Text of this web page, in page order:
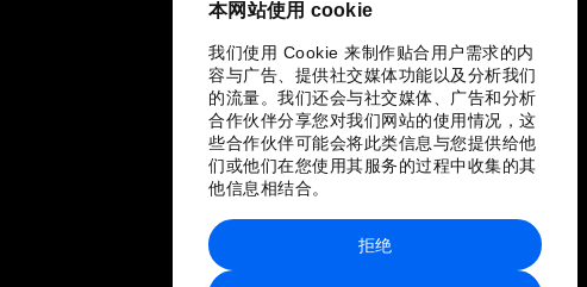
本网站使用 cookie
我们使用 Cookie 来制作贴合用户需求的内
容与广告、提供社交媒体功能以及分析我们
的流量。我们还会与社交媒体、广告和分析
合作伙伴分享您对我们网站的使用情况，这
些合作伙伴可能会将此类信息与您提供给他
们或他们在您使用其服务的过程中收集的其
他信息相结合。
拒绝